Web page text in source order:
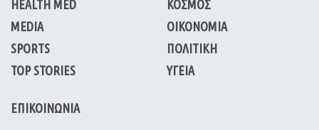
HEALTH MED
MEDIA
SPORTS
TOP STORIES
ΚΟΣΜΟΣ
ΟΙΚΟΝΟΜΙΑ
ΠΟΛΙΤΙΚΗ
ΥΓΕΙΑ
ΕΠΙΚΟΙΝΩΝΙΑ